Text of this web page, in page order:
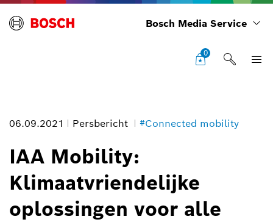
Bosch Media Service
0
06.09.2021 Persbericht #Connected mobility
IAA Mobility:
Klimaatvriendelijke
oplossingen voor alle
Foto informatie